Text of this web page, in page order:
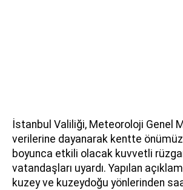
İstanbul Valiliği, Meteoroloji Genel
verilerine dayanarak kentte
boyunca etkili olacak kuvvetli
vatandaşları uyardı. Yapılan
kuzey ve kuzeydoğu yönlerinden